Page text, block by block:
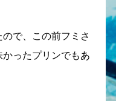
で、この前フミさ
ったプリンでもあ